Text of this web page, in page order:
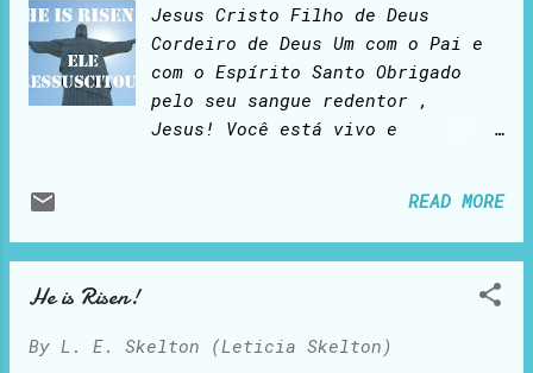
Jesus Cristo Filho de Deus
Cordeiro de Deus Um com o Pai e
com o Espírito Santo Obrigado
pelo seu sangue redentor ,
Jesus! Você está vivo e
derrotou a morte, eu posso viver
para sempre Um dia, e espero que
presença Eu te amo, meu Senhor e
Traduҫão na Linguagem de Hoje
READ MORE
He is Risen!
By L. E. Skelton (Leticia Skelton)